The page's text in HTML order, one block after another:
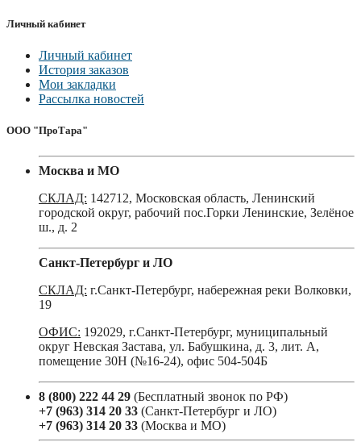
Личный кабинет
Личный кабинет
История заказов
Мои закладки
Рассылка новостей
ООО "ПроТара"
Москва и МО
СКЛАД: 142712, Московская область, Ленинский
городской округ, рабочий пос.Горки Ленинские, Зелёное
ш., д. 2
Санкт-Петербург и ЛО
СКЛАД: г.Санкт-Петербург, набережная реки Волковки,
19
ОФИС: 192029, г.Санкт-Петербург, муниципальный
округ Невская Застава, ул. Бабушкина, д. 3, лит. А,
помещение 30Н (№16-24), офис 504-504Б
8 (800) 222 44 29 (Бесплатный звонок по РФ)
+7 (963) 314 20 33 (Санкт-Петербург и ЛО)
+7 (963) 314 20 33 (Москва и МО)